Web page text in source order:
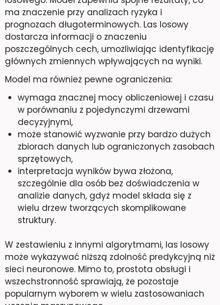
ma znaczenie przy analizach ryzyka i
prognozach długoterminowych. Las losowy
dostarcza informacji o znaczeniu
poszczególnych cech, umożliwiając identyfikację
głównych zmiennych wpływających na wyniki.
Model ma również pewne ograniczenia:
wymaga znacznej mocy obliczeniowej i czasu
w porównaniu z pojedynczymi drzewami
decyzyjnymi,
może stanowić wyzwanie przy bardzo dużych
zbiorach danych lub ograniczonych zasobach
sprzętowych,
interpretacja wyników bywa złożona,
szczególnie dla osób bez doświadczenia w
analizie danych, gdyż model składa się z
wielu drzew tworzących skomplikowane
struktury.
W zestawieniu z innymi algorytmami, las losowy
może wykazywać niższą zdolność predykcyjną niż
sieci neuronowe. Mimo to, prostota obsługi i
wszechstronność sprawiają, że pozostaje
popularnym wyborem w wielu zastosowaniach